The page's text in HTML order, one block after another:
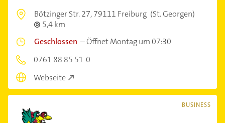
Bötzinger Str. 27,79111 Freiburg (St. Georgen)
5,4 km
Geschlossen –Öffnet Montag um 07:30
0761 88 85 51-0
Webseite
BUSINESS